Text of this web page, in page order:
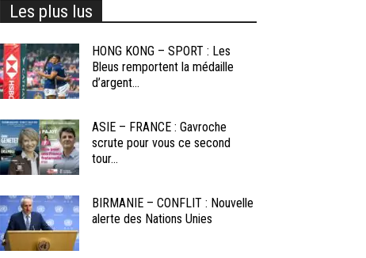
Les plus lus
HONG KONG – SPORT : Les
Bleus remportent la médaille
d’argent...
ASIE – FRANCE : Gavroche
scrute pour vous ce second
tour...
BIRMANIE – CONFLIT : Nouvelle
alerte des Nations Unies